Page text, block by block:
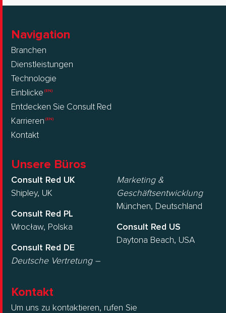
Navigation
Branchen
Dienstleistungen
Technologie
Einblicke
Entdecken Sie Consult Red
Karrieren
Kontakt
Unsere Büros
Consult Red UK
Shipley, UK
Consult Red PL
Wrocław, Polska
Consult Red DE
Deutsche Vertretung –
Marketing &
Geschäftsentwicklung
München, Deutschland
Consult Red US
Daytona Beach, USA
Kontakt
Um uns zu kontaktieren, rufen Sie